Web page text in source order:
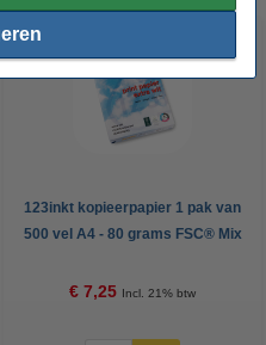
123inkt kopieerpapier 1 pak van
500 vel A4 - 80 grams FSC® Mix
€ 7,25 Incl. 21% btw